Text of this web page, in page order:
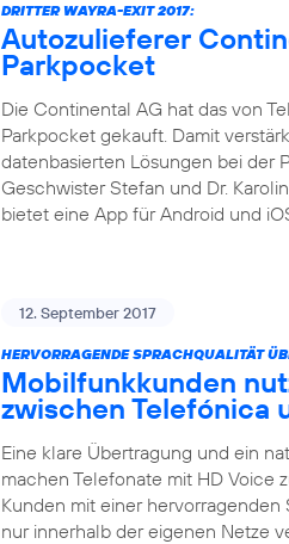
DRITTER WAYRA-EXIT 2017:
Autozulieferer
Parkpocket
Die Continental AG hat das von
Parkpocket gekauft. Damit
datenbasierten Lösungen bei der
Geschwister Stefan und Dr.
bietet eine App für Android und
12. September 2017
HERVORRAGENDE SPRACHQUALITÄT
Mobilfunkkunden
zwischen Telefónica
Eine klare Übertragung und ein
machen Telefonate mit HD Voice
Kunden mit einer
nur innerhalb der eigenen Netze